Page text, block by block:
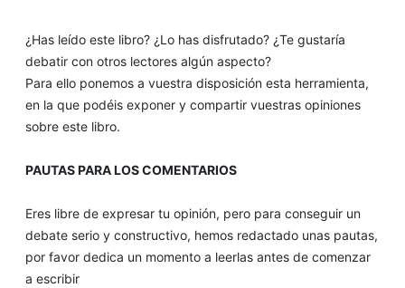
¿Has leído este libro? ¿Lo has disfrutado? ¿Te gustaría
debatir con otros lectores algún aspecto?
Para ello ponemos a vuestra disposición esta herramienta,
en la que podéis exponer y compartir vuestras opiniones
sobre este libro.
PAUTAS PARA LOS COMENTARIOS
Eres libre de expresar tu opinión, pero para conseguir un
debate serio y constructivo, hemos redactado unas pautas,
por favor dedica un momento a leerlas antes de comenzar
a escribir